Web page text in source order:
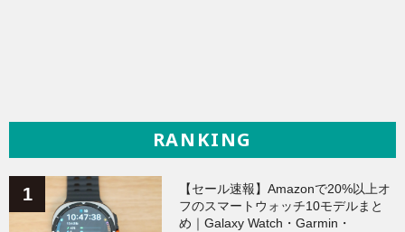
RANKING
【セール速報】Amazonで20%以上オ
フのスマートウォッチ10モデルまと
め｜Galaxy Watch・Garmin・